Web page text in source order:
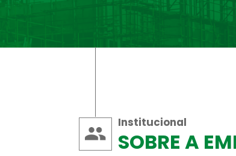
Institucional
SOBRE A